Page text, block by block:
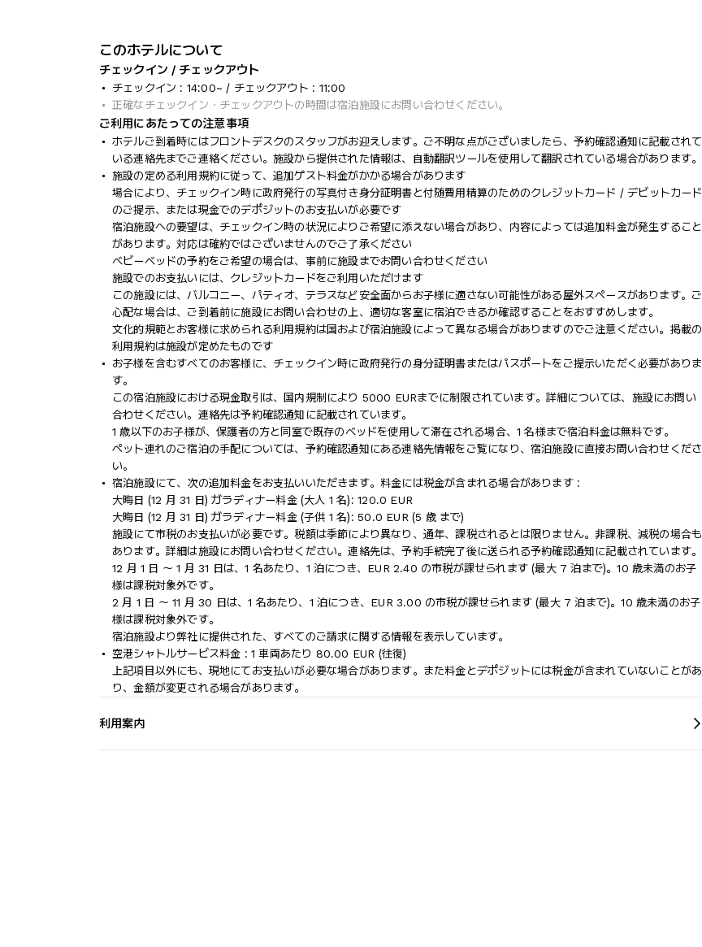
このホテルについて
チェックイン / チェックアウト
チェックイン : 14:00~ / チェックアウト : 11:00
正確なチェックイン・チェックアウトの時間は宿泊施設にお問い合わせください。
ご利用にあたっての注意事項
ホテルご到着時にはフロントデスクのスタッフがお迎えします。ご不明な点がございましたら、予約確認通知に記載されて
いる連絡先までご連絡ください。施設から提供された情報は、自動翻訳ツールを使用して翻訳されている場合があります。
施設の定める利用規約に従って、追加ゲスト料金がかかる場合があります
場合により、チェックイン時に政府発行の写真付き身分証明書と付随費用精算のためのクレジットカード / デビットカード
のご提示、または現金でのデポジットのお支払いが必要です
宿泊施設への要望は、チェックイン時の状況によりご希望に添えない場合があり、内容によっては追加料金が発生すること
があります。対応は確約ではございませんのでご了承ください
ベビーベッドの予約をご希望の場合は、事前に施設までお問い合わせください
施設でのお支払いには、クレジットカードをご利用いただけます
この施設には、バルコニー、パティオ、テラスなど安全面からお子様に適さない可能性がある屋外スペースがあります。ご
心配な場合は、ご到着前に施設にお問い合わせの上、適切な客室に宿泊できるか確認することをおすすめします。
文化的規範とお客様に求められる利用規約は国および宿泊施設によって異なる場合がありますのでご注意ください。掲載の
利用規約は施設が定めたものです
お子様を含むすべてのお客様に、チェックイン時に政府発行の身分証明書またはパスポートをご提示いただく必要がありま
す。
この宿泊施設における現金取引は、国内規制により 5000 EURまでに制限されています。詳細については、施設にお問い
合わせください。連絡先は予約確認通知に記載されています。
1 歳以下のお子様が、保護者の方と同室で既存のベッドを使用して滞在される場合、1 名様まで宿泊料金は無料です。
ペット連れのご宿泊の手配については、予約確認通知にある連絡先情報をご覧になり、宿泊施設に直接お問い合わせくださ
い。
宿泊施設にて、次の追加料金をお支払いいただきます。料金には税金が含まれる場合があります :
大晦日 (12 月 31 日) ガラディナー料金 (大人 1 名): 120.0 EUR
大晦日 (12 月 31 日) ガラディナー料金 (子供 1 名): 50.0 EUR (5 歳 まで)
施設にて市税のお支払いが必要です。税額は季節により異なり、通年、課税されるとは限りません。非課税、減税の場合も
あります。詳細は施設にお問い合わせください。連絡先は、予約手続完了後に送られる予約確認通知に記載されています。
12 月 1 日 ～ 1 月 31 日は、1 名あたり、1 泊につき、EUR 2.40 の市税が課せられます (最大 7 泊まで)。10 歳未満のお子
様は課税対象外です。
2 月 1 日 ～ 11 月 30 日は、1 名あたり、1 泊につき、EUR 3.00 の市税が課せられます (最大 7 泊まで)。10 歳未満のお子
様は課税対象外です。
宿泊施設より弊社に提供された、すべてのご請求に関する情報を表示しています。
空港シャトルサービス料金 : 1 車両あたり 80.00 EUR (往復)
上記項目以外にも、現地にてお支払いが必要な場合があります。また料金とデポジットには税金が含まれていないことがあ
り、金額が変更される場合があります。
利用案内